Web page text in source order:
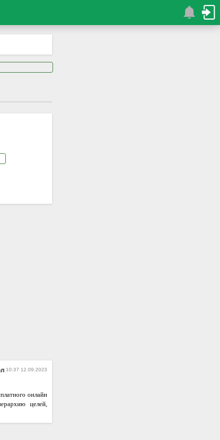
10:37 12.09.2023
онлайн
целей,